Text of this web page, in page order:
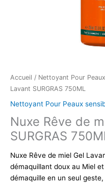
Accueil / Nettoyant Pour
Lavant SURGRAS 750ML
Nettoyant Pour Peaux
Nuxe Rêve de
SURGRAS
Nuxe Rêve de miel Gel
démaquillant doux au Miel
démaquille en un seul